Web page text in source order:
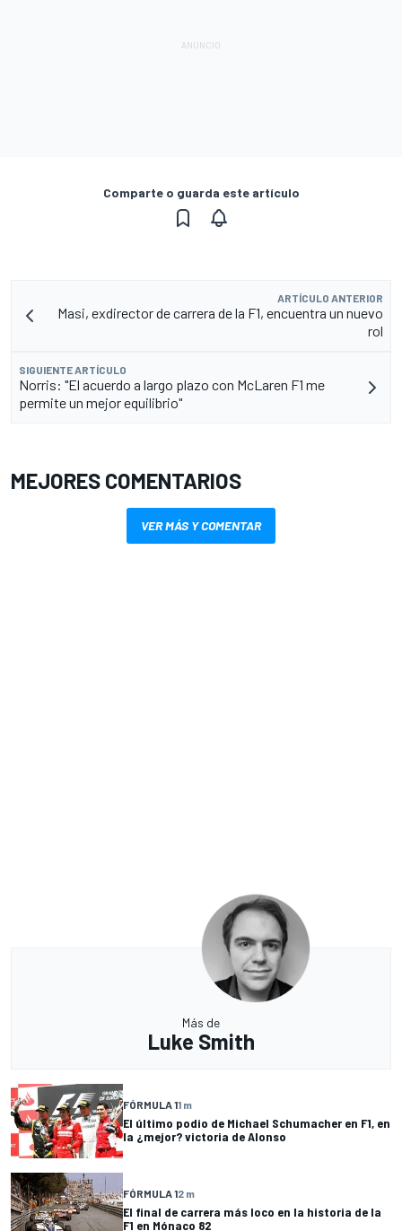
Comparte o guarda este artículo
ARTÍCULO ANTERIOR
Masi, exdirector de carrera de la F1, encuentra un nuevo
rol
SIGUIENTE ARTÍCULO
Norris: "El acuerdo a largo plazo con McLaren F1 me
permite un mejor equilibrio"
MEJORES COMENTARIOS
VER MÁS Y COMENTAR
Más de
Luke Smith
FÓRMULA 11 m
El último podio de Michael Schumacher en F1, en
la ¿mejor? victoria de Alonso
FÓRMULA 12 m
El final de carrera más loco en la historia de la
F1 en Mónaco 82